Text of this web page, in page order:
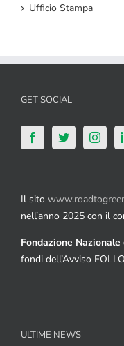
Ufficio Stampa
GET SOCIAL
Il sito
nell’anno 2025 con il
Fondazione
fondi dell’Avviso
ULTIME NEWS